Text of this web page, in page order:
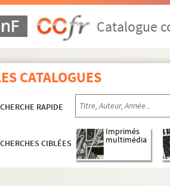
Catalogue
CATALOGUES
RAPIDE
CIBLÉES
Imprimés
multimédia
LF1. Histoire du Nord de Lille
LF2. Le théâtre de Lille